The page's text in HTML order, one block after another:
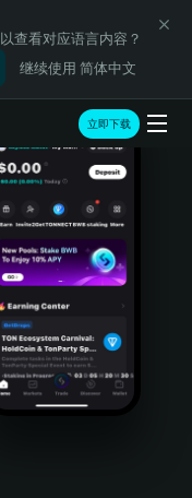
以查看对应语言内容？
继续使用 简体中文
立即下载